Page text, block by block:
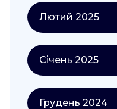
Лютий 2025
Січень 2025
Грудень 2024